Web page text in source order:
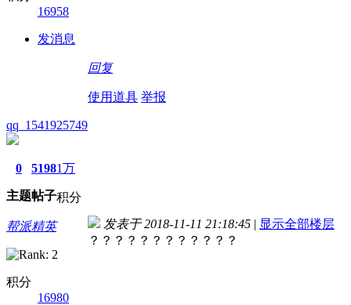
16958
发消息
回复
使用道具 举报
qq_1541925749
0
主题
5198
帖子
1万
积分
帮派精英
积分
16980
发表于 2018-11-11 21:18:45 | 显示全部楼层
？？？？？？？？？？？？